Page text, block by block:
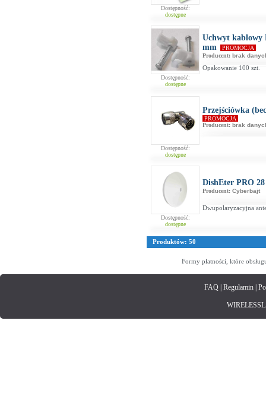
Dostępność:
dostępne
Dostępność:
dostępne
Uchwyt kablowy
mm
PROMOCJA
Producent: brak
Opakowanie 100 szt.
Dostępność:
dostępne
Przejściówka
PROMOCJA
Producent: brak
Dostępność:
dostępne
DishEter PRO
Producent: Cyberbajt
Dwupolaryzacyjna
Produktów: 50
Formy płatności, które
FAQ| Regulamin|